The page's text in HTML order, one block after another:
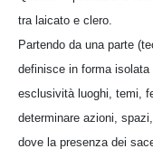
tra laicato e clero.
Partendo da una parte
definisce in forma
esclusività luoghi, temi,
determinare azioni,
dove la presenza dei